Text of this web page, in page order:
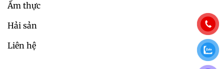
Ẩm thực
Hải sản
Liên hệ